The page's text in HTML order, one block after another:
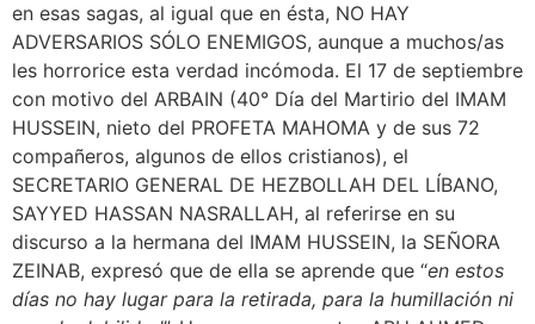
en esas sagas, al igual que en ésta, NO HAY
ADVERSARIOS SÓLO ENEMIGOS, aunque a muchos/as
les horrorice esta verdad incómoda. El 17 de septiembre
con motivo del ARBAIN (40° Día del Martirio del IMAM
HUSSEIN, nieto del PROFETA MAHOMA y de sus 72
compañeros, algunos de ellos cristianos), el
SECRETARIO GENERAL DE HEZBOLLAH DEL LÍBANO,
SAYYED HASSAN NASRALLAH, al referirse en su
discurso a la hermana del IMAM HUSSEIN, la SEÑORA
ZEINAB, expresó que de ella se aprende que “en estos
días no hay lugar para la retirada, para la humillación ni